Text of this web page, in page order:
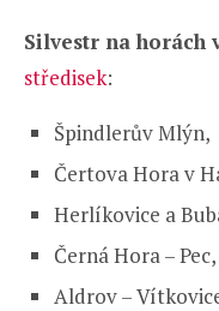
Silvestr na horách
středisek:
Špindlerův Mlýn,
Čertova Hora v
Herlíkovice a
Černá Hora – Pec,
Aldrov –